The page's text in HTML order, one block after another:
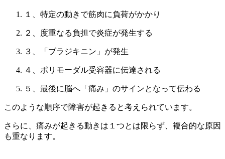
１、特定の動きで筋肉に負荷がかかり
２、度重なる負担で炎症が発生する
３、「ブラジキニン」が発⽣
４、ポリモーダル受容器に伝達される
５、最後に脳へ「痛み」のサインとなって伝わる
このような順序で障害が起きると考えられています。
さらに、痛みが起きる動きは１つとは限らず、複合的な原因
も重なります。